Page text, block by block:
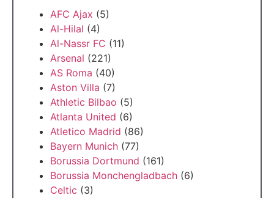
AFC Ajax (5)
Al-Hilal (4)
Al-Nassr FC (11)
Arsenal (221)
AS Roma (40)
Aston Villa (7)
Athletic Bilbao (5)
Atlanta United (6)
Atletico Madrid (86)
Bayern Munich (77)
Borussia Dortmund (161)
Borussia Monchengladbach (6)
Celtic (3)